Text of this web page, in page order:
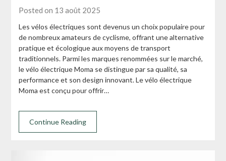
Posted on 13 août 2025
Les vélos électriques sont devenus un choix populaire pour
de nombreux amateurs de cyclisme, offrant une alternative
pratique et écologique aux moyens de transport
traditionnels. Parmi les marques renommées sur le marché,
le vélo électrique Moma se distingue par sa qualité, sa
performance et son design innovant. Le vélo électrique
Moma est conçu pour offrir…
Continue Reading